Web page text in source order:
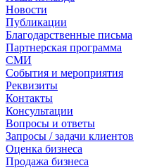
Новости
Публикации
Благодарственные письма
Партнерская программа
СМИ
События и мероприятия
Реквизиты
Контакты
Консультации
Вопросы и ответы
Запросы / задачи клиентов
Оценка бизнеса
Продажа бизнеса